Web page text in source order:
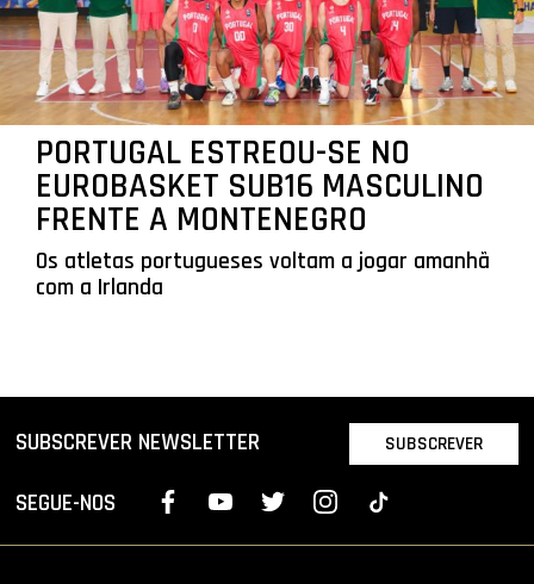
PORTUGAL ESTREOU-SE NO
EUROBASKET SUB16 MASCULINO
FRENTE A MONTENEGRO
Os atletas portugueses voltam a jogar amanhã
com a Irlanda
SUBSCREVER NEWSLETTER SUBSCREVER
SEGUE-NOS